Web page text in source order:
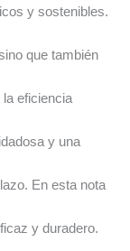
y sostenibles.
que también
eficiencia
y una
En esta nota
y duradero.